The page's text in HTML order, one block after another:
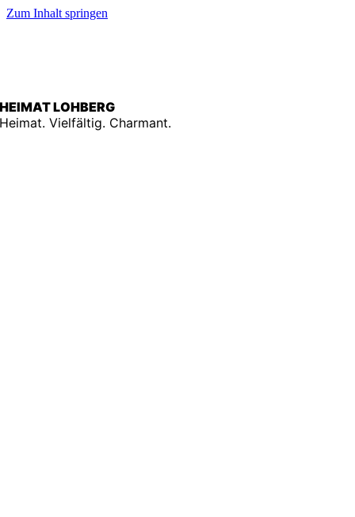
Zum Inhalt springen
HEIMAT LOHBERG
Heimat. Vielfältig. Charmant.